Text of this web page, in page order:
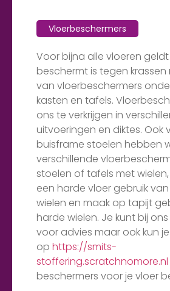
Vloerbeschermers
Voor bijna alle vloeren
beschermt is tegen
van vloerbeschermers
kasten en tafels.
ons te verkrijgen in
uitvoeringen en diktes. Ook
buisframe stoelen hebben
verschillende
stoelen of tafels met
een harde vloer gebruik
wielen en maak op tapijt
harde wielen. Je kunt bij
voor advies maar ook kun
op https://smits-
stoffering.scratchnomore.nl
beschermers voor je vloer